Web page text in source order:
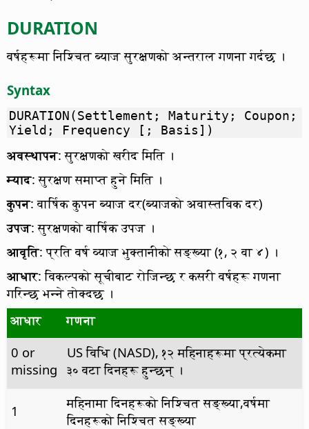
DURATION
वर्षहरूमा निश्चित ब्याज सुरक्षणको अन्तराल गणना गर्दछ ।
Syntax
DURATION(Settlement; Maturity; Coupon;
Yield; Frequency [; Basis])
अवस्थापन: सुरक्षणको खरीद मिति ।
म्याद: सुरक्षण समाप्त हुने मिति ।
कुपन: वार्षिक कुपन ब्याज दर(ब्याजको अवास्तविक दर)
उपज: सुरक्षणको वार्षिक उपज ।
आवृति: प्रति वर्ष व्याज भुक्तानीको सङ्ख्या (१, २ वा ४) ।
आधार: विकल्पको सूचीबाट रोजिन्छ र कसरी वर्षहरू गणना
गरिन्छ भन्ने तोक्दछ ।
आधार
गणना
0 or
missing
US विधि (NASD), १२ महिनाहरूमा प्रत्येकमा
३० वटा दिनहरू हुन्छन् ।
1
महिनामा दिनहरूको निश्चित सङ्ख्या,वर्षमा
दिनहरूको निश्चित सङ्ख्या